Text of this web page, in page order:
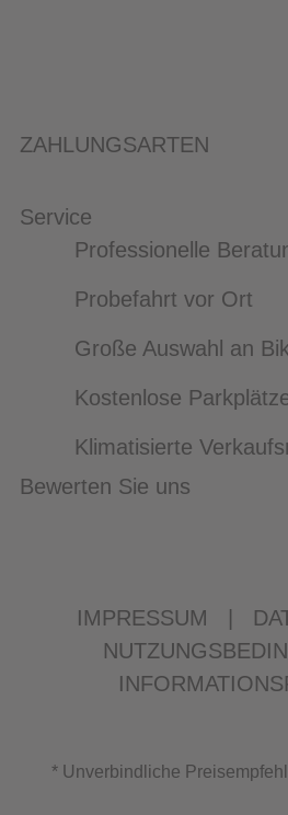
ZAHLUNGSARTEN
Service
Professionelle
Probefahrt vor Ort
Große Auswahl an
Kostenlose
Klimatisierte
Bewerten Sie uns
IMPRESSUM
* Unverbindliche